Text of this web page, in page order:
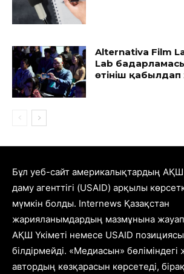
Alternativa Film
Lab
өтініш
Бұл уеб-сайт америкалықтардың
даму агенттігі (USAID) арқылы
мүмкін болды. Internews Қазақстан
жарияланымдардың мазмұнына жауап
АҚШ Үкіметі немесе USAID
білдірмейді. «Медиасын»
автордың көзқарасын көрсетеді,